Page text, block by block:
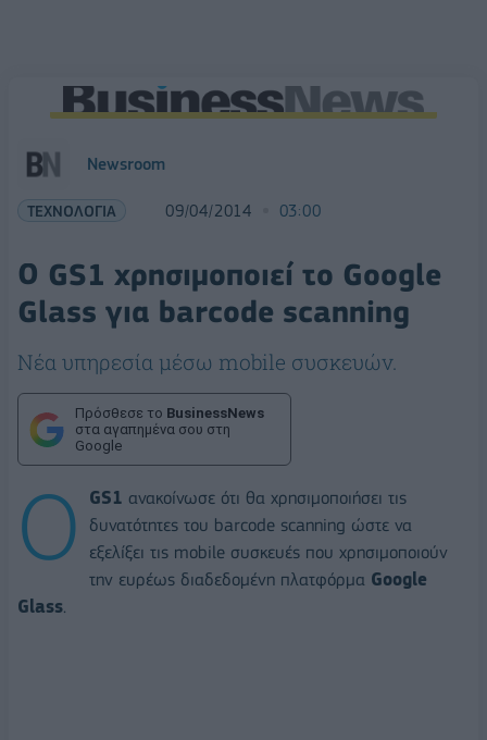
Newsroom
ΤΕΧΝΟΛΟΓΙΑ 09/04/2014 03:00
Ο GS1 χρησιμοποιεί το Google
Glass για barcode scanning
Νέα υπηρεσία μέσω mobile συσκευών.
Πρόσθεσε το BusinessNews
στα αγαπημένα σου στη
Google
Ο GS1 ανακοίνωσε ότι θα χρησιμοποιήσει τις
δυνατότητες του barcode scanning ώστε να
εξελίξει τις mobile συσκευές που χρησιμοποιούν
την ευρέως διαδεδομένη πλατφόρμα Google
Glass.